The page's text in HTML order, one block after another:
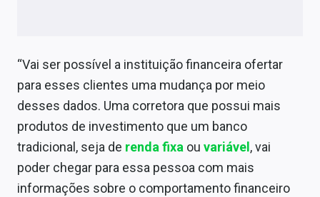
“Vai ser possível a instituição financeira ofertar
para esses clientes uma mudança por meio
desses dados. Uma corretora que possui mais
produtos de investimento que um banco
tradicional, seja de renda fixa ou variável , vai
poder chegar para essa pessoa com mais
informações sobre o comportamento financeiro